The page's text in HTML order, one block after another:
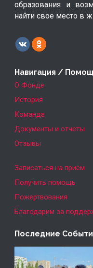
образования и
найти свое место в
Навигация /
О Фонде
История
Команда
Документы и отчеты
Отзывы
Записаться на приём
Получить помощь
Пожертвования
Благодарим за
Последние